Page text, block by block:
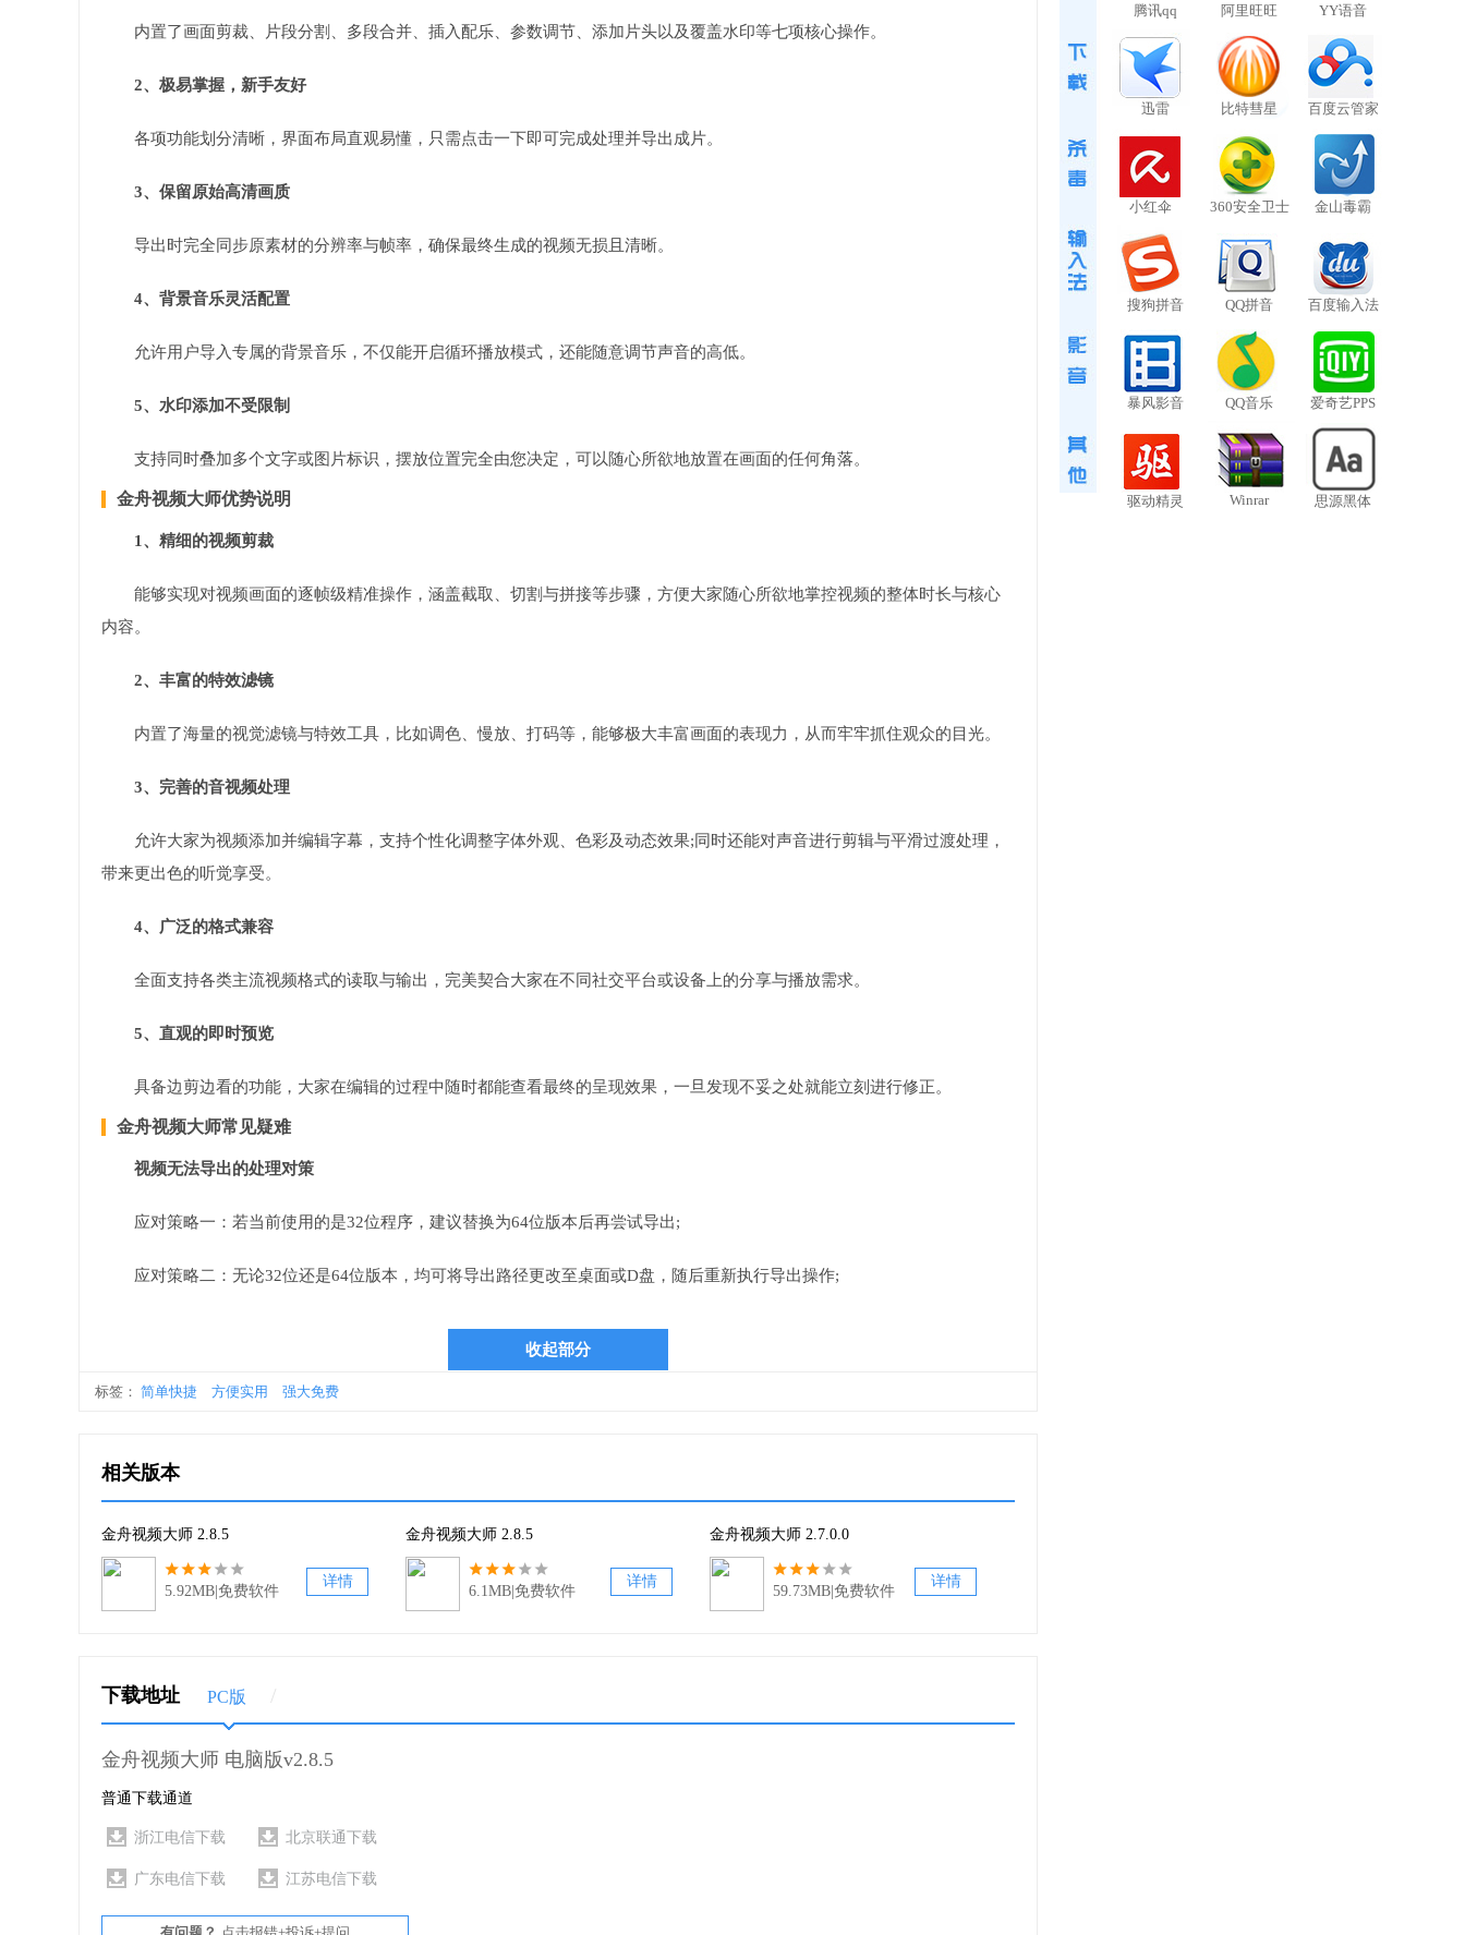
内置了画面剪裁、片段分割、多段合并、插入配乐、参数调节、添加片头以及覆盖水印等七项核心操作。
2、极易掌握，新手友好
各项功能划分清晰，界面布局直观易懂，只需点击一下即可完成处理并导出成片。
3、保留原始高清画质
导出时完全同步原素材的分辨率与帧率，确保最终生成的视频无损且清晰。
4、背景音乐灵活配置
允许用户导入专属的背景音乐，不仅能开启循环播放模式，还能随意调节声音的高低。
5、水印添加不受限制
支持同时叠加多个文字或图片标识，摆放位置完全由您决定，可以随心所欲地放置在画面的任何角落。
金舟视频大师优势说明
1、精细的视频剪裁
能够实现对视频画面的逐帧级精准操作，涵盖截取、切割与拼接等步骤，方便大家随心所欲地掌控视频的整体时长与核心
内容。
2、丰富的特效滤镜
内置了海量的视觉滤镜与特效工具，比如调色、慢放、打码等，能够极大丰富画面的表现力，从而牢牢抓住观众的目光。
3、完善的音视频处理
允许大家为视频添加并编辑字幕，支持个性化调整字体外观、色彩及动态效果;同时还能对声音进行剪辑与平滑过渡处理，
带来更出色的听觉享受。
4、广泛的格式兼容
全面支持各类主流视频格式的读取与输出，完美契合大家在不同社交平台或设备上的分享与播放需求。
5、直观的即时预览
具备边剪边看的功能，大家在编辑的过程中随时都能查看最终的呈现效果，一旦发现不妥之处就能立刻进行修正。
金舟视频大师常见疑难
视频无法导出的处理对策
应对策略一：若当前使用的是32位程序，建议替换为64位版本后再尝试导出;
应对策略二：无论32位还是64位版本，均可将导出路径更改至桌面或D盘，随后重新执行导出操作;
收起部分
标签： 简单快捷 方便实用 强大免费
相关版本
金舟视频大师 2.8.5
5.92MB|免费软件
详情
金舟视频大师 2.8.5
6.1MB|免费软件
详情
金舟视频大师 2.7.0.0
59.73MB|免费软件
详情
下载地址 PC版 /
金舟视频大师 电脑版v2.8.5
普通下载通道
浙江电信下载 北京联通下载
广东电信下载 江苏电信下载
腾讯qq 阿里旺旺 YY语音
迅雷 比特彗星 百度云管家
小红伞 360安全卫士 金山毒霸
搜狗拼音 QQ拼音 百度输入法
暴风影音 QQ音乐 爱奇艺PPS
驱动精灵 Winrar 思源黑体